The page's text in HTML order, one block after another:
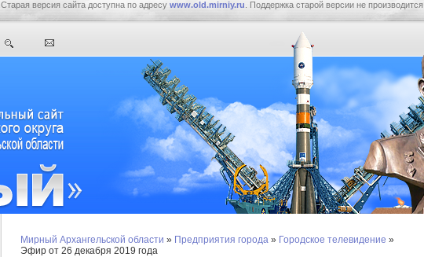
Старая версия сайта доступна по адресу www.old.mirniy.ru . Поддержка старой версии не производится.
Мирный Архангельской области » Предприятия города » Городское телевидение »
Эфир от 26 декабря 2019 года